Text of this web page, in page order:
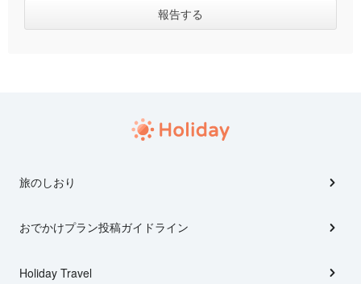
旅のしおり
おでかけプラン投稿ガイドライン
Holiday Travel